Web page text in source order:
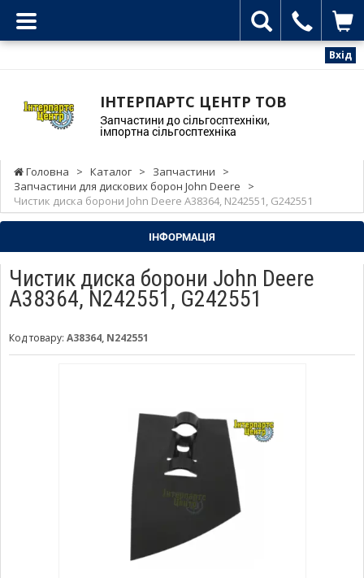
Вхід
ІНТЕРПАРТС ЦЕНТР ТОВ
Запчастини до сільгосптехніки,
імпортна сільгосптехніка
Головна > Каталог > Запчастини
>
Запчастини для дискових борон John Deere
>
Чистик диска борони John Deere A38364, N242551, G242551
ІНФОРМАЦІЯ
Чистик диска борони John Deere
A38364, N242551, G242551
Код товару: A38364, N242551